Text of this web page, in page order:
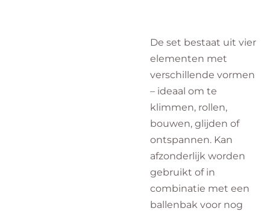
De set bestaat uit vier
elementen met
verschillende vormen
– ideaal om te
klimmen, rollen,
bouwen, glijden of
ontspannen. Kan
afzonderlijk worden
gebruikt of in
combinatie met een
ballenbak voor nog